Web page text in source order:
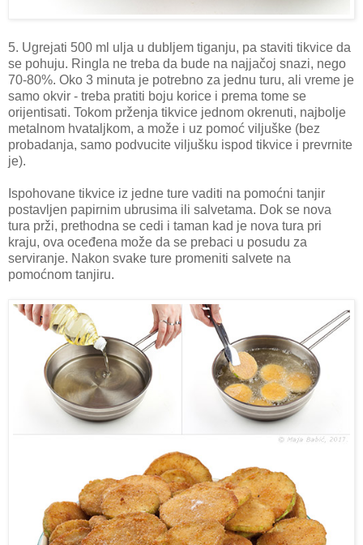
5. Ugrejati 500 ml ulja u dubljem tiganju, pa staviti tikvice da
se pohuju. Ringla ne treba da bude na najjačoj snazi, nego
70-80%. Oko 3 minuta je potrebno za jednu turu, ali vreme je
samo okvir - treba pratiti boju korice i prema tome se
orijentisati. Tokom prženja tikvice jednom okrenuti, najbolje
metalnom hvataljkom, a može i uz pomoć viljuške (bez
probadanja, samo podvucite viljušku ispod tikvice i prevrnite
je).
Ispohovane tikvice iz jedne ture vaditi na pomoćni tanjir
postavljen papirnim ubrusima ili salvetama. Dok se nova
tura prži, prethodna se cedi i taman kad je nova tura pri
kraju, ova oceđena može da se prebaci u posudu za
serviranje. Nakon svake ture promeniti salvete na
pomoćnom tanjiru.